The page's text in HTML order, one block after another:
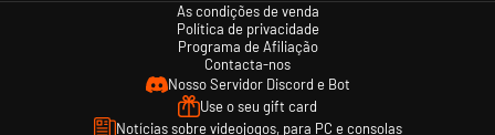
As condições de venda
Política de privacidade
Programa de Afiliação
Contacta-nos
Nosso Servidor Discord e Bot
Use o seu gift card
Notícias sobre videojogos, para PC e consolas